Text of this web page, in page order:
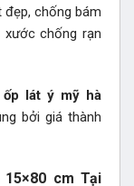
đẹp, chống bám
chống rạn
ốp lát ý mỹ hà
bởi giá thành
cm Tại